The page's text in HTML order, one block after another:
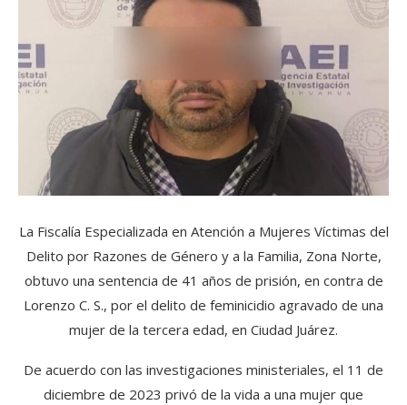
La Fiscalía Especializada en Atención a Mujeres Víctimas del
Delito por Razones de Género y a la Familia, Zona Norte,
obtuvo una sentencia de 41 años de prisión, en contra de
Lorenzo C. S., por el delito de feminicidio agravado de una
mujer de la tercera edad, en Ciudad Juárez.
De acuerdo con las investigaciones ministeriales, el 11 de
diciembre de 2023 privó de la vida a una mujer que